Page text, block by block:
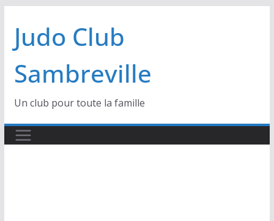
au
Judo Club
Sambreville
Un club pour toute la famille